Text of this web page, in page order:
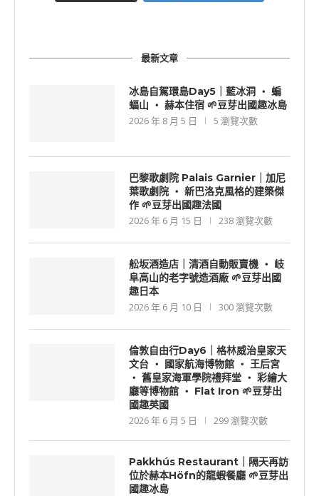
最新文章
冰島自駕環島Day5｜藍冰洞 ‧ 蝙
蝠山 ‧ 赫本住宿 🌱豆芽出國趣冰島
2026 年 8 月 5 日
5 瀏覽次數
巴黎歌劇院 Palais Garnier｜加尼
葉歌劇院 ‧ 新巴洛克風格的建築傑
作 🌱豆芽出國趣法國
2026 年 6 月 15 日
238 瀏覽次數
舩坂酒造店｜清酒自動販賣機 ‧ 岐
阜高山的老字號造酒廠 🌱豆芽出國
趣日本
2026 年 6 月 10 日
300 瀏覽次數
倫敦自由行Day6｜格林威治皇家天
文台 ‧ 國家航海博物館 ‧ 王后宮
‧ 舊皇家海軍學院禮拜堂 ‧ 彩繪大
廳等博物館 ‧ Flat Iron 🌱豆芽出
國趣英國
2026 年 6 月 5 日
299 瀏覽次數
Pakkhús Restaurant｜隔天再訪
位於赫本Höfn的龍蝦餐廳 🌱豆芽出
國趣冰島